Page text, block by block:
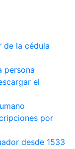
de la cédula
persona
el
por
desde 1533